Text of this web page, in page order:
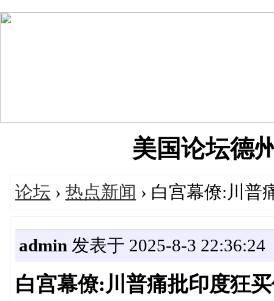
美国论坛德
论坛 › 热点新闻 › 白宫幕僚:川普
admin 发表于 2025-8-3 22:36:24
白宫幕僚:川普痛批印度狂